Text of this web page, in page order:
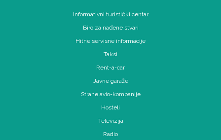
Informativni turistički centar
Biro za nađene stvari
Hitne servisne informacije
Taksi
Rent-a-car
Javne garaže
Strane avio-kompanije
Hosteli
Televizija
Radio